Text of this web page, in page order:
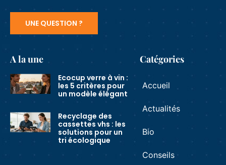
UNE QUESTION ?
A la une
Ecocup verre à vin :
les 5 critères pour
un modèle élégant
Recyclage des
cassettes vhs : les
solutions pour un
tri écologique
Catégories
Accueil
Actualités
Bio
Conseils